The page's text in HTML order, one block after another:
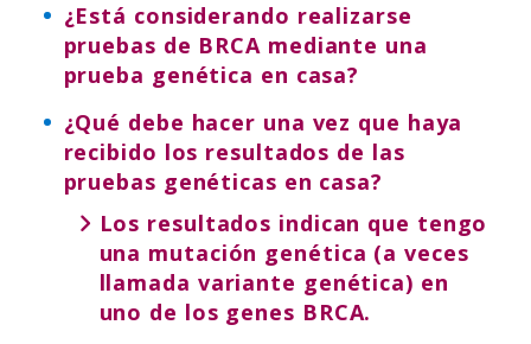
¿Está considerando realizarse
pruebas de BRCA mediante una
prueba genética en casa?
¿Qué debe hacer una vez que haya
recibido los resultados de las
pruebas genéticas en casa?
Los resultados indican que tengo
una mutación genética (a veces
llamada variante genética) en
uno de los genes BRCA.